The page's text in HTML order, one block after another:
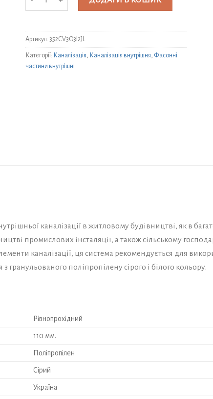
Артикул: 352CV3O3I2JL
Категорії: Каналізація, Каналізація внутрішня, Фасонні
частини внутрішні
каналізації в житловому будівництві, як в
промислових інсталяції, а також сільському
каналізації, ця система рекомендується для
гранульованого поліпропілену сірого і білого кольору.
Рівнопрохідний
110 мм.
Поліпропілен
Сірий
Україна